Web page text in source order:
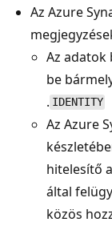
Az Azure
Az adatok
be
. IDENTITY
Az Azure
hitelesítő
által
közös